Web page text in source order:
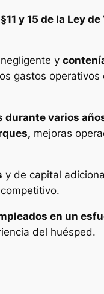
y 15 de la Ley
y
gastos operativos
durante varios
mejoras
y de capital
en un
del huésped.